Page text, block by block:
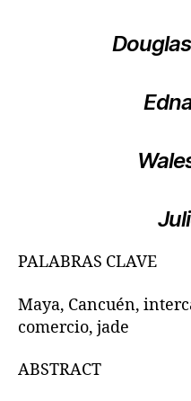
PALABRAS CLAVE
Maya, Cancuén,
comercio, jade
ABSTRACT